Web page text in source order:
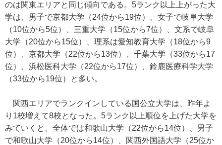
のは関東エリアと同じ傾向である。5ランク以上上がった大
学は、男子で京都大学（24位から19位）、女子で岐阜大学
（10位から5位）、三重大学（15位から7位）、文系で岐阜
大学（20位から15位）、理系は愛知教育大学（18位から9
位）、京都大学（22位から13位）、千葉大学（33位から17
位）、浜松医科大学（22位から17位）、鈴鹿医療科学大学
（33位から19位）と多い。
関西エリアでランクインしている国公立大学は、昨年よ
り1校増えて8校となった。5ランク以上順位を上げた大学を
みていくと、全体では和歌山大学（22位から14位）、男子
で和歌山大学（20位から14位）、関西外国語大学（25位か